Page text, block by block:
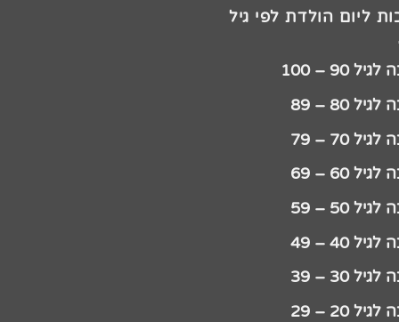
ליום הולדת לפי גיל
90 – 100
80 – 89
70 – 79
60 – 69
50 – 59
40 – 49
30 – 39
20 – 29